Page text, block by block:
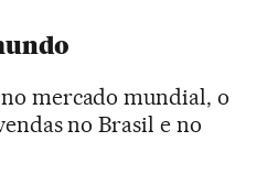
mercado mundial, o
no Brasil e no